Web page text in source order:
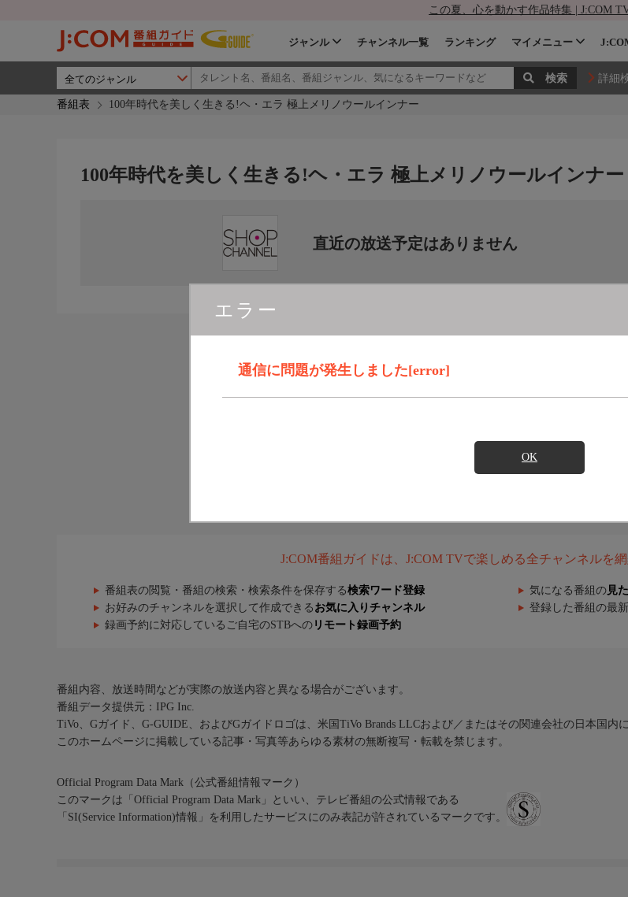
この夏、心を動かす作品特集 | J:COM
ジャンル チャンネル一覧 ランキング マイメニュー
詳細
番組表 100年時代を美しく生きる!ヘ・エラ 極上メリノウールインナー
エラー
通信に問題が発生しました[error]
OK
100年時代を美しく生きる!ヘ・エラ 極上メリノウールインナー
直近の放送予定はありません
J:COM番組ガイドは、J:COM TVで楽しめる全チャンネルを
番組表の閲覧・番組の検索・検索条件を保存する検索ワード登録 気になる番組の 見
お好みのチャンネルを選択して作成できる お気に入りチャンネル 登録した番組の最
録画予約に対応しているご自宅のSTBへの リモート録画予約
番組内容、放送時間などが実際の放送内容と異なる場合がございます。
番組データ提供元：IPG Inc.
TiVo、Gガイド、G-GUIDE、およびGガイドロゴは、米国TiVo Brands LLCおよび／またはその関連会社の日本国内
このホームページに掲載している記事・写真等あらゆる素材の無断複写・転載を禁じます。
Official Program Data Mark（公式番組情報マーク）
このマークは「Official Program Data Mark」といい、テレビ番組の公式情報である
「SI(Service Information)情報」を利用したサービスにのみ表記が許されているマークです。